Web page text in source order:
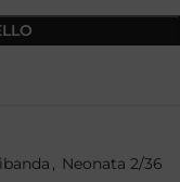
, Neonata 2/36